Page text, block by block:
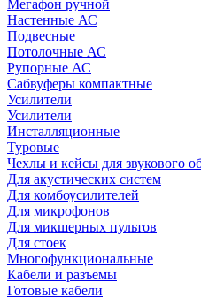
Мегафон ручной
Настенные АС
Подвесные
Потолочные АС
Рупорные АС
Сабвуферы компактные
Усилители
Усилители
Инсталляционные
Туровые
Чехлы и кейсы для звукового
Для акустических систем
Для комбоусилителей
Для микрофонов
Для микшерных пультов
Для стоек
Многофункциональные
Кабели и разъемы
Готовые кабели